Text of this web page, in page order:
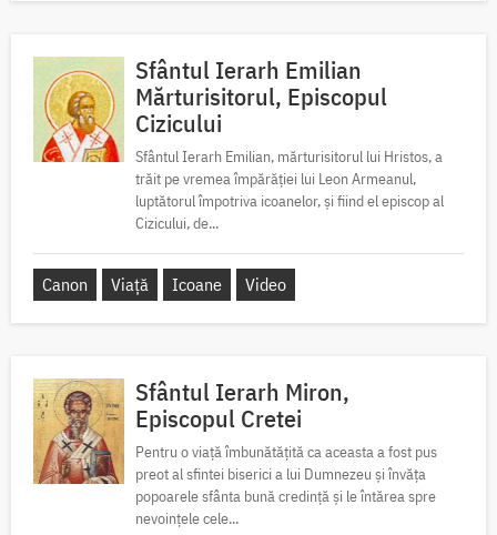
Sfântul Ierarh Emilian
Mărturisitorul, Episcopul
Cizicului
Sfântul Ierarh Emilian, mărturisitorul lui Hristos, a
trăit pe vremea împărăției lui Leon Armeanul,
luptătorul împotriva icoanelor, și fiind el episcop al
Cizicului, de...
Canon Viață Icoane Video
Sfântul Ierarh Miron,
Episcopul Cretei
Pentru o viață îmbunătățită ca aceasta a fost pus
preot al sfintei biserici a lui Dumnezeu și învăța
popoarele sfânta bună credință și le întărea spre
nevoințele cele...